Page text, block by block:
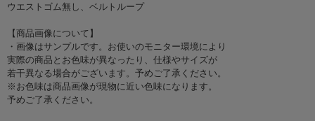
ウエストゴム無し、ベルトループ
【商品画像について】
・画像はサンプルです。お使いのモニター環境により
実際の商品とお色味が異なったり、仕様やサイズが
若干異なる場合がございます。予めご了承ください。
※お色味は商品画像が現物に近い色味になります。
予めご了承ください。